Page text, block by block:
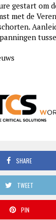
gestart om
met de
SHARE
TWEET
PIN